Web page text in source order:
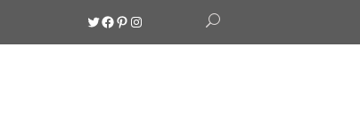
Twitter
Facebook
Pinterest
Instagram